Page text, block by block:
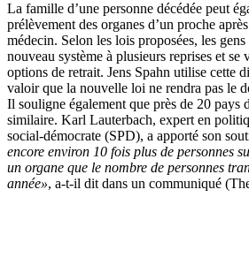
La famille d’une personne décédée peut
prélèvement des organes d’un proche
médecin. Selon les lois proposées, les
nouveau système à plusieurs reprises et se
options de retrait. Jens Spahn utilise cette
valoir que la nouvelle loi ne rendra pas le
Il souligne également que près de 20 pays
similaire. Karl Lauterbach, expert en
social-démocrate (SPD), a apporté son
encore environ 10 fois plus de personnes
un organe que le nombre de personnes
année», a-t-il dit dans un communiqué